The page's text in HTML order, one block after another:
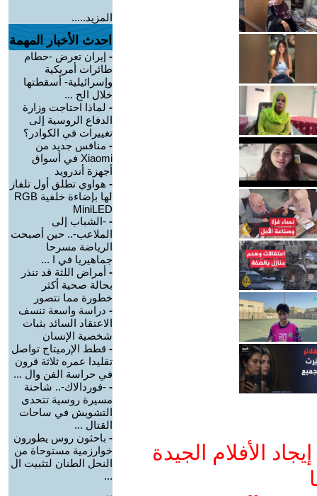
الأفلام الجيدة
المزيد.....
احدث الأخبار المهمة
- إيران تعرض -حطام
طائرات أمريكية
وإسرائيلية- أسقطتها
خلال الح ...
- لماذا احتاجت وزارة
الدفاع الروسية إلى
تغييرات في الكوادر؟
- منافس جديد من
Xiaomi في أسواق
أجهزة أندرويد
- هواوي تطلق أول تلفاز
لها بإضاءة خلفية RGB
MiniLED
- -الشباب إلى
الملاعب-.. حين أصبحت
الرياضة مسرحا
جماهيريا في ا ...
- أمراض اللثة قد تنذر
بحالة صحية أكثر
خطورة مما نتصور
- دراسة واسعة تنسف
الاعتقاد السائد بثبات
شخصية الإنسان
- قطط الإرميتاج تواصل
تقليدا عمره ثلاثة قرون
في حراسة الفن وال ...
- -فوردالاك-.. شاحنة
مسيرة روسية تتحدى
التشويش في ساحات
القتال ...
- باحثون روس يطورون
خوارزمية مستوحاة من
النحل الطنان لتثبيت ال
...